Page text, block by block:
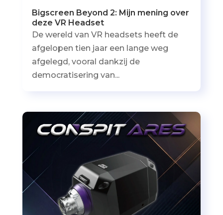
Bigscreen Beyond 2: Mijn mening over
deze VR Headset
De wereld van VR headsets heeft de
afgelopen tien jaar een lange weg
afgelegd, vooral dankzij de
democratisering van...